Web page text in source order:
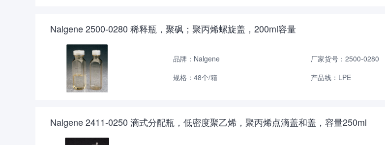
Nalgene 2500-0280 稀释瓶，聚砜；聚丙烯螺旋盖，200ml容量
品牌：Nalgene
厂家货号：2500-0280
规格：48个/箱
产品线：LPE
Nalgene 2411-0250 滴式分配瓶，低密度聚乙烯，聚丙烯点滴盖和盖，容量250ml